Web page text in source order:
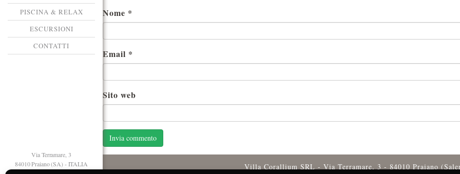
PISCINA & RELAX
ESCURSIONI
CONTATTI
Via Terramare, 3
84010 Praiano (SA) - ITALIA
Nome *
Email *
Sito web
Villa Corallium SRL - Via Terramare, 3 - 84010 Praiano